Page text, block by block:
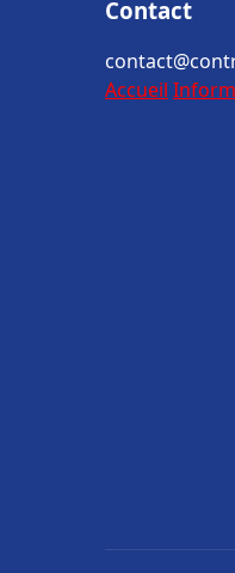
Contact
Accueil